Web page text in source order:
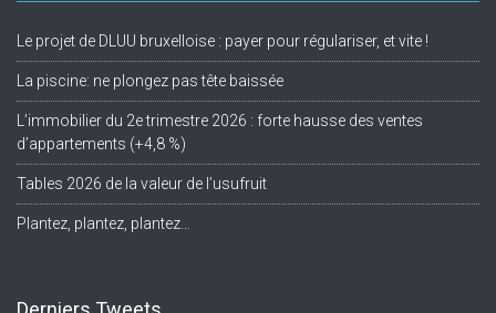
Le projet de DLUU bruxelloise : payer pour régulariser, et vite !
La piscine: ne plongez pas tête baissée
L’immobilier du 2e trimestre 2026 : forte hausse des ventes
d’appartements (+4,8 %)
Tables 2026 de la valeur de l’usufruit
Plantez, plantez, plantez…